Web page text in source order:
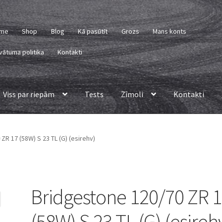
Shop Blog Kā pasūtīt Grozs Mans konts
politika Kontakti
Viss par riepām Tests Zīmoli Kontakti
17 (58W) S 23 TL (G) (esirehv)
Bridgestone 120/70 ZR